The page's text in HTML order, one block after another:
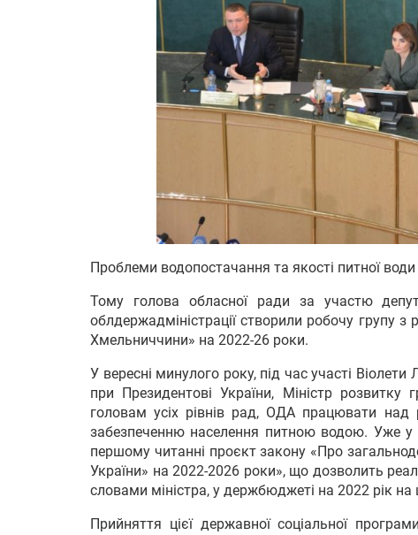
Проблеми водопостачання та якості питної
Тому голова обласної ради за участю
облдержадміністрації створили робочу групу
Хмельниччини» на 2022-26 роки.
У вересні минулого року, під час участі
при Президентові України, Міністр
головам усіх рівнів рад, ОДА працювати
забезпеченню населення питною водою. Уже
першому читанні проєкт закону «Про
України» на 2022-2026 роки», що дозволить
словами міністра, у держбюджеті на 2022 рік на
Прийняття цієї державної соціальної